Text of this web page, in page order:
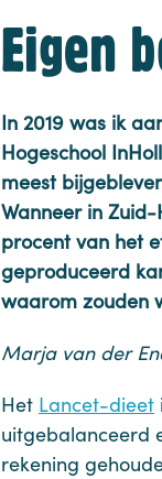
Eigen
In 2019 was ik
Hogeschool
meest
Wanneer in
procent van het
geproduceerd
waarom zouden
Marja van der
Het Lancet-dieet
uitgebalanceerd
rekening